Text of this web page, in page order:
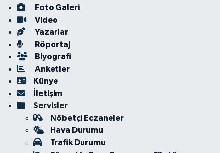
Foto Galeri
Video
Yazarlar
Röportaj
Biyografi
Anketler
Künye
İletişim
Servisler
Nöbetçi Eczaneler
Hava Durumu
Trafik Durumu